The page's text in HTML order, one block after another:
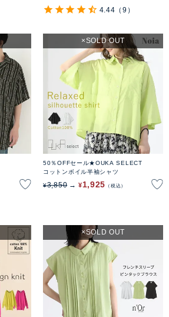
4.44 （9）
50％OFFセール★OUKA SELECT
コットンボイル半袖シャツ
¥3,850 ¥1,925 税込
SOLD OUT
SOLD OUT